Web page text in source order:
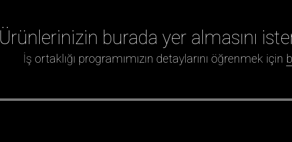
Ürünlerinizin burada yer almasını
İş ortaklığı programımızın detaylarını öğrenmek için